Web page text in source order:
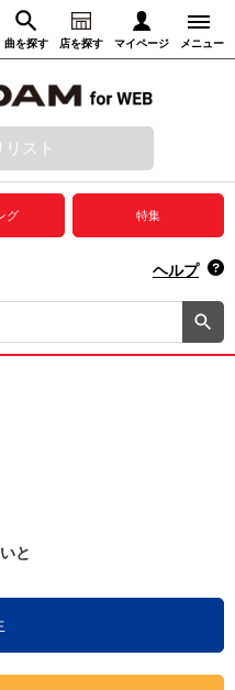
曲を探す 店を探す マイページ メニュー
録音からさがす
ン
キングなど
チェック！
スト
グ 特集
ヘルプ
と